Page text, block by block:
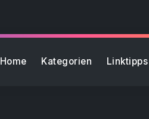
Home Kategorien Linktipps